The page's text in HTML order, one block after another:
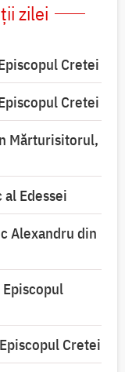
zilei
Cretei
Cretei
Mărturisitorul,
Edessei
Alexandru din
Cretei